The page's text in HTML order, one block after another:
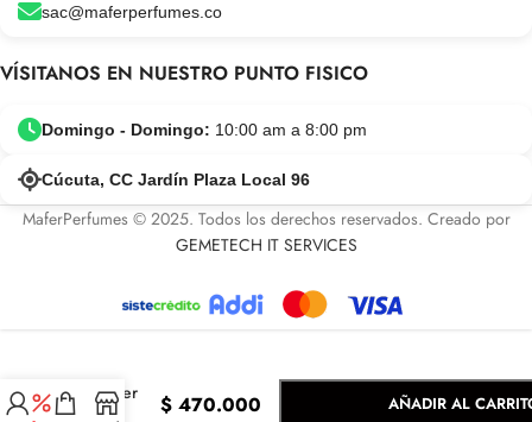
sac@maferperfumes.co
VÍSITANOS EN NUESTRO PUNTO FISICO
Domingo - Domingo: 10:00 am a 8:00 pm
Cúcuta, CC Jardín Plaza Local 96
MaferPerfumes © 2025. Todos los derechos reservados. Creado por
GEMETECH IT SERVICES
Summer
Vibes
$470.000 AÑADIR AL